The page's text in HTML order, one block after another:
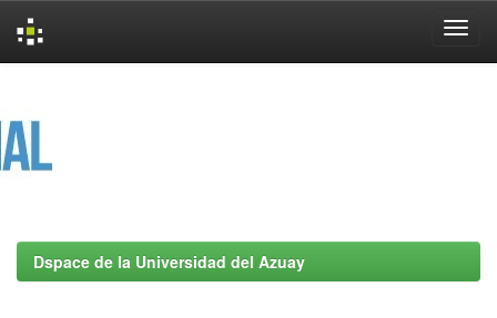
Dspace de la Universidad del Azuay